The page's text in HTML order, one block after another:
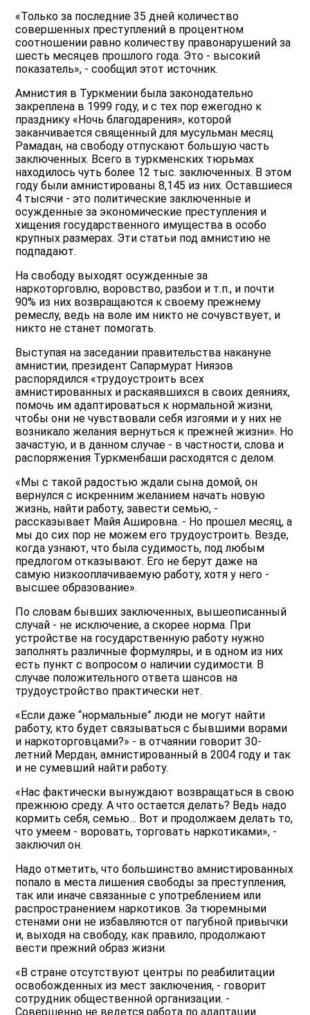
«Только за последние 35 дней количество
совершенных преступлений в процентном
соотношении равно количеству правонарушений за
шесть месяцев прошлого года. Это - высокий
показатель», - сообщил этот источник.
Амнистия в Туркмении была законодательно
закреплена в 1999 году, и с тех пор ежегодно к
празднику «Ночь благодарения», которой
заканчивается священный для мусульман месяц
Рамадан, на свободу отпускают большую часть
заключенных. Всего в туркменских тюрьмах
находилось чуть более 12 тыс. заключенных. В этом
году были амнистированы 8,145 из них. Оставшиеся
4 тысячи - это политические заключенные и
осужденные за экономические преступления и
хищения государственного имущества в особо
крупных размерах. Эти статьи под амнистию не
подпадают.
На свободу выходят осужденные за
наркоторговлю, воровство, разбои и т.п., и почти
90% из них возвращаются к своему прежнему
ремеслу, ведь на воле им никто не сочувствует, и
никто не станет помогать.
Выступая на заседании правительства накануне
амнистии, президент Сапармурат Ниязов
распорядился «трудоустроить всех
амнистированных и раскаявшихся в своих деяниях,
помочь им адаптироваться к нормальной жизни,
чтобы они не чувствовали себя изгоями и у них не
возникало желания вернуться к прежней жизни». Но
зачастую, и в данном случае - в частности, слова и
распоряжения Туркменбаши расходятся с делом.
«Мы с такой радостью ждали сына домой, он
вернулся с искренним желанием начать новую
жизнь, найти работу, завести семью, -
рассказывает Майя Ашировна. - Но прошел месяц, а
мы до сих пор не можем его трудоустроить. Везде,
когда узнают, что была судимость, под любым
предлогом отказывают. Его не берут даже на
самую низкооплачиваемую работу, хотя у него -
высшее образование».
По словам бывших заключенных, вышеописанный
случай - не исключение, а скорее норма. При
устройстве на государственную работу нужно
заполнять различные формуляры, и в одном из них
есть пункт с вопросом о наличии судимости. В
случае положительного ответа шансов на
трудоустройство практически нет.
«Если даже “нормальные” люди не могут найти
работу, кто будет связываться с бывшими ворами
и наркоторговцами?» - в отчаянии говорит 30-
летний Мердан, амнистированный в 2004 году и так
и не сумевший найти работу.
«Нас фактически вынуждают возвращаться в свою
прежнюю среду. А что остается делать? Ведь надо
кормить себя, семью… Вот и продолжаем делать то,
что умеем - воровать, торговать наркотиками», -
заключил он.
Надо отметить, что большинство амнистированных
попало в места лишения свободы за преступления,
так или иначе связанные с употреблением или
распространением наркотиков. За тюремными
стенами они не избавляются от пагубной привычки
и, выходя на свободу, как правило, продолжают
вести прежний образ жизни.
«В стране отсутствуют центры по реабилитации
освобожденных из мест заключения, - говорит
сотрудник общественной организации. -
Совершенно не ведется работа по адаптации